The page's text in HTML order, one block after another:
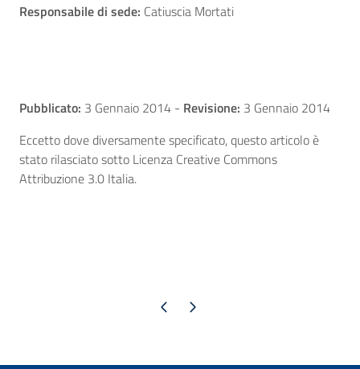
Responsabile di sede: Catiuscia Mortati
Pubblicato: 3 Gennaio 2014 - Revisione: 3 Gennaio 2014
Eccetto dove diversamente specificato, questo articolo è
stato rilasciato sotto Licenza Creative Commons
Attribuzione 3.0 Italia.
Pagina precedente
Pagina successiva